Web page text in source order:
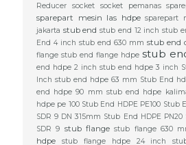
Reducer
socket socket pemanas
sparepart mesin las hdpe sparepart
jakarta stub end stub end 12 inch stub
End 4 inch stub end 630 mm stub end
flange stub end flange hdpe stub
end hdpe 2 inch stub end hdpe 3 inch
Inch stub end hdpe 63 mm Stub End
end hdpe 90 mm stub end hdpe
hdpe pe 100 Stub End HDPE PE100 Stub
SDR 9 DN 315mm Stub End HDPE PN20
SDR 9 stub flange stub flange 630
hdpe
stub flange hdpe 24 inch